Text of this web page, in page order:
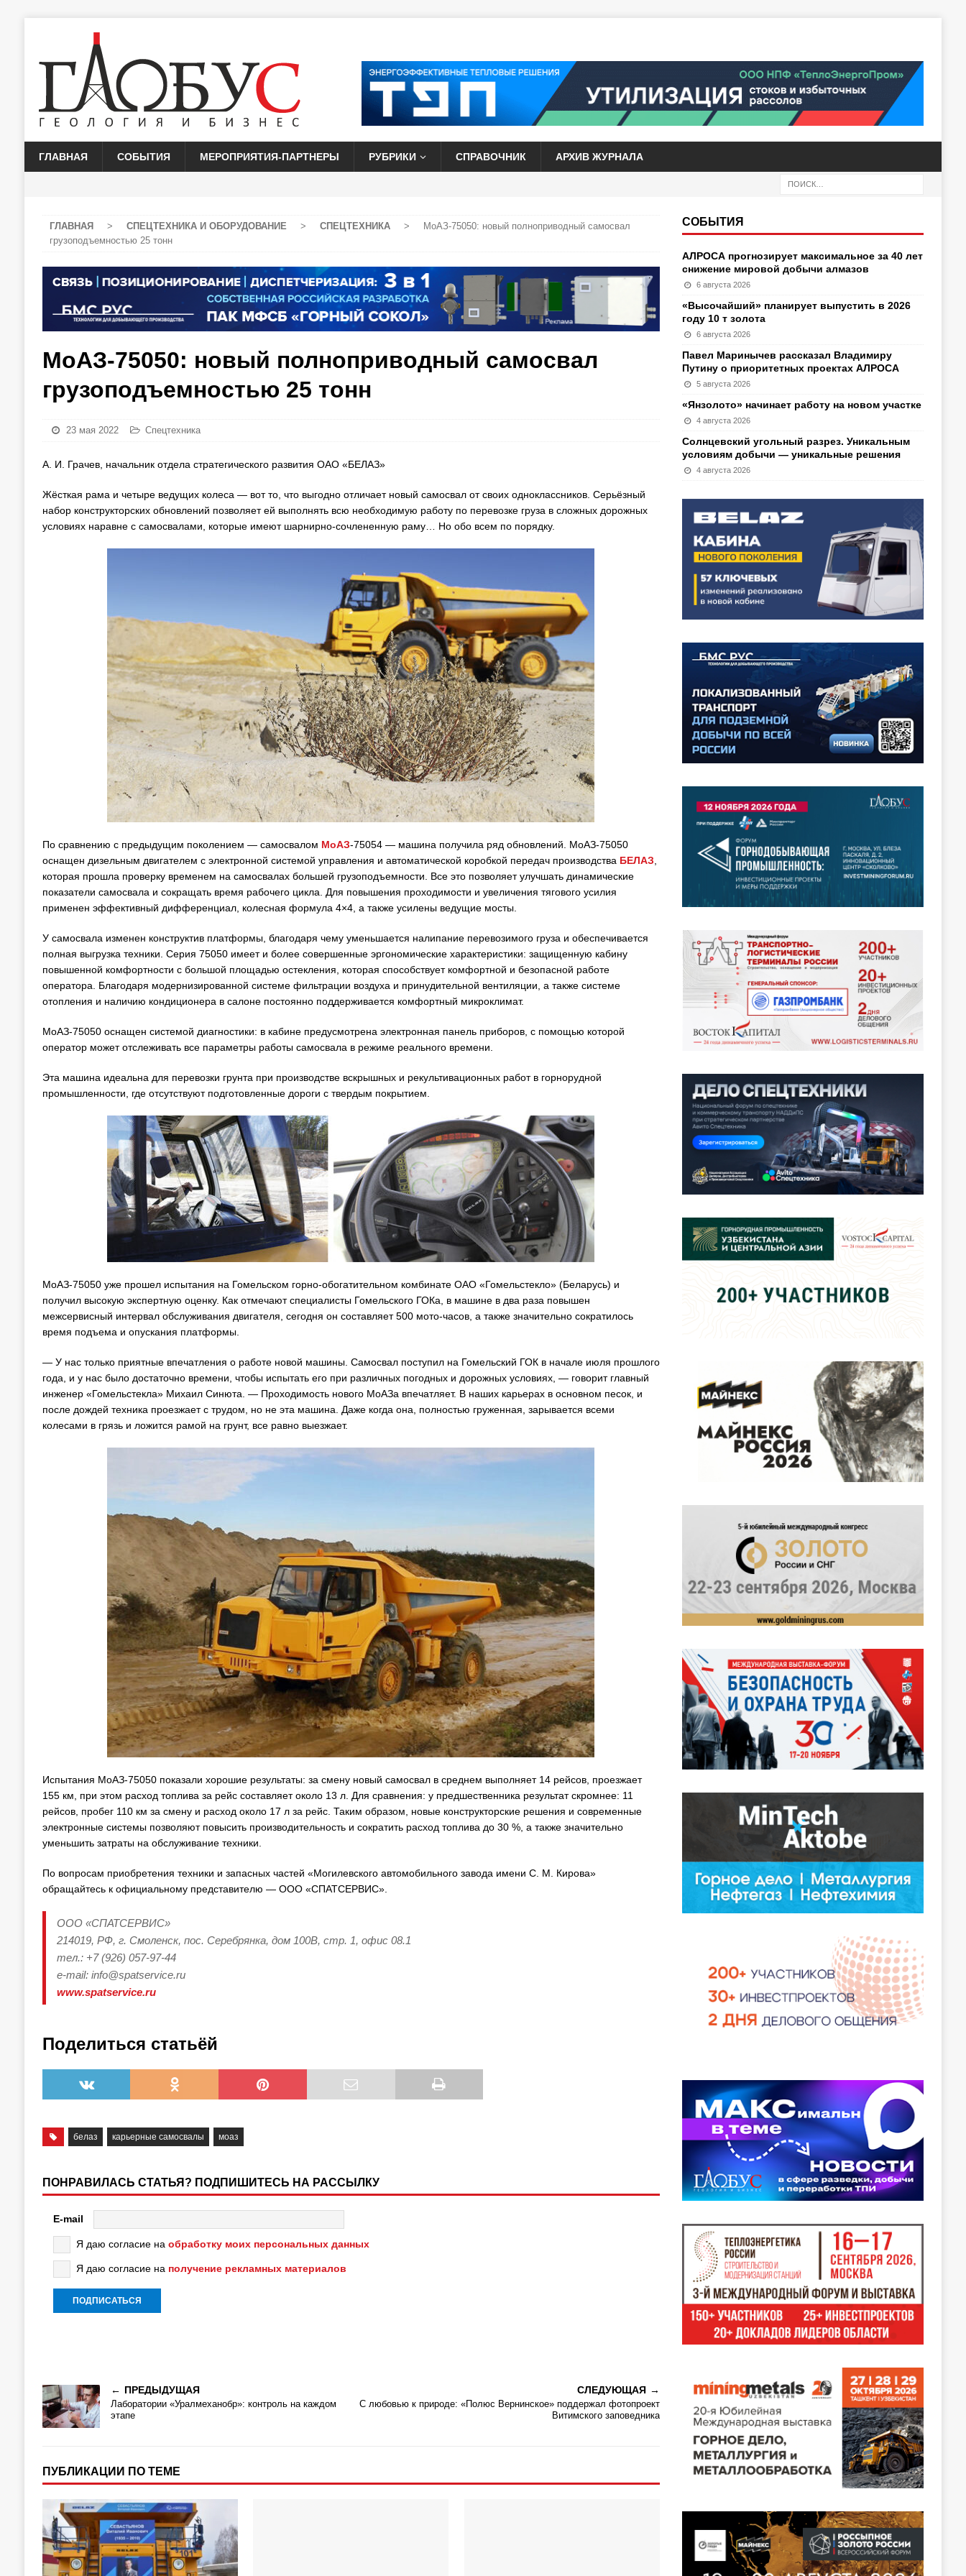
ГЛАВНАЯ СОБЫТИЯ МЕРОПРИЯТИЯ-ПАРТНЕРЫ РУБРИКИ СПРАВОЧНИК АРХИВ ЖУРНАЛА
ГЛАВНАЯ > СПЕЦТЕХНИКА И ОБОРУДОВАНИЕ > СПЕЦТЕХНИКА >
МоАЗ-75050: новый полноприводный самосвал
грузоподъемностью 25 тонн
МоАЗ-75050: новый полноприводный самосвал
грузоподъемностью 25 тонн
23 мая 2022 Спецтехника
А. И. Грачев, начальник отдела стратегического развития ОАО «БЕЛАЗ»
Жёсткая рама и четыре ведущих колеса — вот то, что выгодно отличает новый самосвал от своих одноклассников. Серьёзный
набор конструкторских обновлений позволяет ей выполнять всю необходимую работу по перевозке груза в сложных дорожных
условиях наравне с самосвалами, которые имеют шарнирно-сочлененную раму… Но обо всем по порядку.
По сравнению с предыдущим поколением — самосвалом МоАЗ-75054 — машина получила ряд обновлений. МоАЗ-75050
оснащен дизельным двигателем с электронной системой управления и автоматической коробкой передач производства БЕЛАЗ
которая прошла проверку временем на самосвалах большей грузоподъемности. Все это позволяет улучшать динамические
показатели самосвала и сокращать время рабочего цикла. Для повышения проходимости и увеличения тягового усилия
применен эффективный дифференциал, колесная формула 4×4, а также усилены ведущие мосты.
У самосвала изменен конструктив платформы, благодаря чему уменьшается налипание перевозимого груза и обеспечивается
полная выгрузка техники. Серия 75050 имеет и более совершенные эргономические характеристики: защищенную кабину
повышенной комфортности с большой площадью остекления, которая способствует комфортной и безопасной работе
оператора. Благодаря модернизированной системе фильтрации воздуха и принудительной вентиляции, а также системе
отопления и наличию кондиционера в салоне постоянно поддерживается комфортный микроклимат.
МоАЗ-75050 оснащен системой диагностики: в кабине предусмотрена электронная панель приборов, с помощью которой
оператор может отслеживать все параметры работы самосвала в режиме реального времени.
Эта машина идеальна для перевозки грунта при производстве вскрышных и рекультивационных работ в горнорудной
промышленности, где отсутствуют подготовленные дороги с твердым покрытием.
МоАЗ-75050 уже прошел испытания на Гомельском горно-обогатительном комбинате ОАО «Гомельстекло» (Беларусь) и
получил высокую экспертную оценку. Как отмечают специалисты Гомельского ГОКа, в машине в два раза повышен
межсервисный интервал обслуживания двигателя, сегодня он составляет 500 мото-часов, а также значительно сократилось
время подъема и опускания платформы.
— У нас только приятные впечатления о работе новой машины. Самосвал поступил на Гомельский ГОК в начале июля прошлого
года, и у нас было достаточно времени, чтобы испытать его при различных погодных и дорожных условиях, — говорит главный
инженер «Гомельстекла» Михаил Синюта. — Проходимость нового МоАЗа впечатляет. В наших карьерах в основном песок, и
после дождей техника проезжает с трудом, но не эта машина. Даже когда она, полностью груженная, зарывается всеми
колесами в грязь и ложится рамой на грунт, все равно выезжает.
Испытания МоАЗ-75050 показали хорошие результаты: за смену новый самосвал в среднем выполняет 14 рейсов, проезжает
155 км, при этом расход топлива за рейс составляет около 13 л. Для сравнения: у предшественника результат скромнее: 11
рейсов, пробег 110 км за смену и расход около 17 л за рейс. Таким образом, новые конструкторские решения и современные
электронные системы позволяют повысить производительность и сократить расход топлива до 30 %, а также значительно
уменьшить затраты на обслуживание техники.
По вопросам приобретения техники и запасных частей «Могилевского автомобильного завода имени С. М. Кирова»
обращайтесь к официальному представителю — ООО «СПАТСЕРВИС».
ООО «СПАТСЕРВИС»
214019, РФ, г. Смоленск, пос. Серебрянка, дом 100В, стр. 1, офис 08.1
тел.: +7 (926) 057-97-44
e-mail: info@spatservice.ru
www.spatservice.ru
Поделиться статьёй
белаз карьерные самосвалы моаз
ПОНРАВИЛАСЬ СТАТЬЯ? ПОДПИШИТЕСЬ НА РАССЫЛКУ
E-mail
Я даю согласие на обработку моих персональных данных
Я даю согласие на получение рекламных материалов
ПРЕДЫДУЩАЯ
Лаборатории «Уралмеханобр»: контроль на каждом
этапе
СЛЕДУЮЩАЯ
С любовью к природе: «Полюс Вернинское» поддержал фотопроект
Витимского заповедника
ПУБЛИКАЦИИ ПО ТЕМЕ
СОБЫТИЯ
АЛРОСА прогнозирует максимальное за 40 лет
снижение мировой добычи алмазов
6 августа 2026
«Высочайший» планирует выпустить в 2026
году 10 т золота
6 августа 2026
Павел Маринычев рассказал Владимиру
Путину о приоритетных проектах АЛРОСА
5 августа 2026
«Янзолото» начинает работу на новом участке
4 августа 2026
Солнцевский угольный разрез. Уникальным
условиям добычи — уникальные решения
4 августа 2026